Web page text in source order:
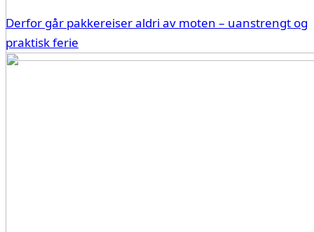
Derfor går pakkereiser aldri av moten – uanstrengt og
praktisk ferie